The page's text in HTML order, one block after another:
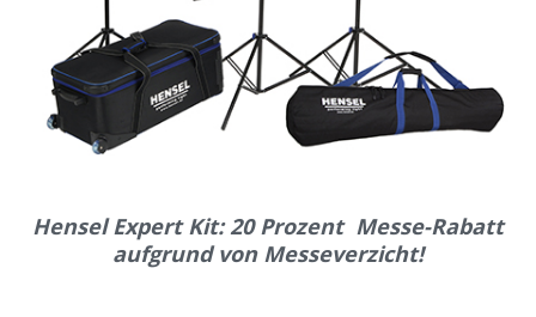
Hensel Expert Kit: 20 Prozent Messe-Rabatt
aufgrund von Messeverzicht!